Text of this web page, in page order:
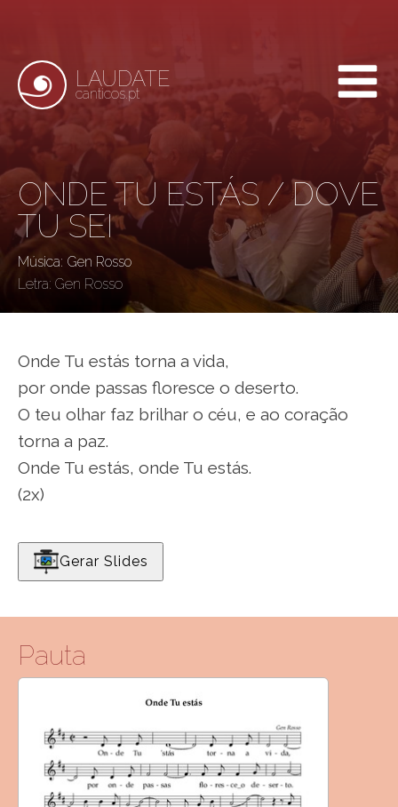
LAUDATE
canticos.pt
ONDE TU ESTÁS / DOVE
TU SEI
Música: Gen Rosso
Letra: Gen Rosso
Onde Tu estás torna a vida,
por onde passas floresce o deserto.
O teu olhar faz brilhar o céu, e ao coração
torna a paz.
Onde Tu estás, onde Tu estás.
(2x)
Gerar Slides
Pauta